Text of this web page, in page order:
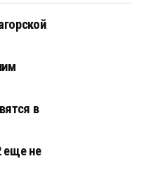
в
еще не